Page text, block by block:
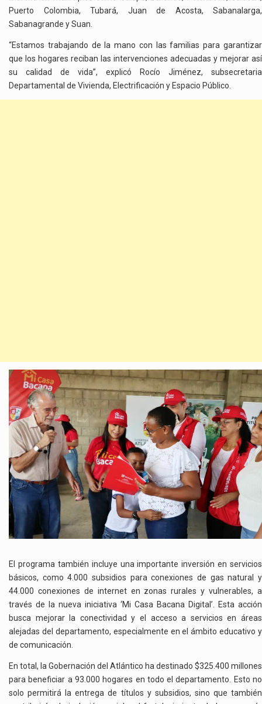
Puerto Colombia, Tubará, Juan de Acosta, Sabanalarga,
Sabanagrande y Suan.
“Estamos trabajando de la mano con las familias para garantizar
que los hogares reciban las intervenciones adecuadas y mejorar así
su calidad de vida”, explicó Rocío Jiménez, subsecretaria
Departamental de Vivienda, Electrificación y Espacio Público.
El programa también incluye una importante inversión en servicios
básicos, como 4.000 subsidios para conexiones de gas natural y
44.000 conexiones de internet en zonas rurales y vulnerables, a
través de la nueva iniciativa ‘Mi Casa Bacana Digital’. Esta acción
busca mejorar la conectividad y el acceso a servicios en áreas
alejadas del departamento, especialmente en el ámbito educativo y
de comunicación.
En total, la Gobernación del Atlántico ha destinado $325.400 millones
para beneficiar a 93.000 hogares en todo el departamento. Esto no
solo permitirá la entrega de títulos y subsidios, sino que también